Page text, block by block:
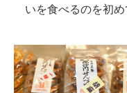
いを食べるのを初め